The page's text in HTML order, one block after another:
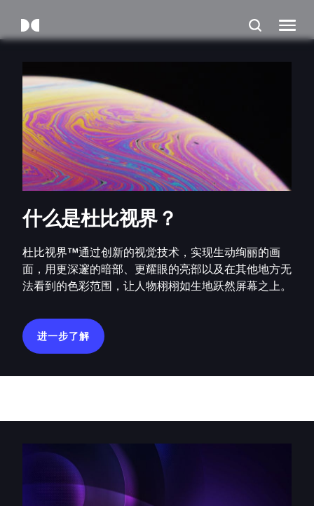
什么是杜比视界？
杜比视界™通过创新的视觉技术，实现生动绚丽的画
面，用更深邃的暗部、更耀眼的亮部以及在其他地方无
法看到的色彩范围，让人物栩栩如生地跃然屏幕之上。
进一步了解